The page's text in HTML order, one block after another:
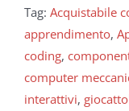
Tag: Acquistabile
apprendimento,
coding,
computer
interattivi,